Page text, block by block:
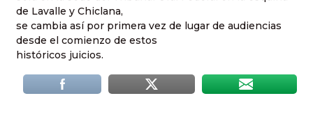
de Lavalle y Chiclana,
se cambia así por primera vez de lugar de audiencias
desde el comienzo de estos
históricos juicios.